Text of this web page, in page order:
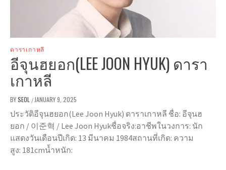
ดาราเกาหลี
อีจุนฮยอก(LEE JOON HYUK) ดารา
เกาหลี
BYSEOL / JANUARY 9, 2025
ประวัติอีจุนฮยอก(Lee Joon Hyuk) ดาราเกาหลี ชื่อ: อีจุนฮ
ยอก / 이준혁 / Lee Joon Hyukชื่อจริง:อาชีพในวงการ: นัก
แสดงวันเดือนปีเกิด: 13 มีนาคม 1984สถานที่เกิด: ความ
สูง: 181cmน้ำหนัก: